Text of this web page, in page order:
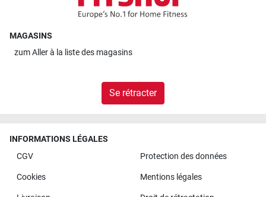
MAGASINS
zumAller à la liste des magasins
Se rétracter
INFORMATIONS LÉGALES
CGV
Protection des données
Cookies Mentions légales